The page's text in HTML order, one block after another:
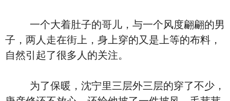
一个大着肚子的哥儿，与一个风度翩翩的男
子，两人走在街上，身上穿的又是上等的布料，
自然引起了很多人的关注。
为了保暖，沈宁里三层外三层的穿了不少，